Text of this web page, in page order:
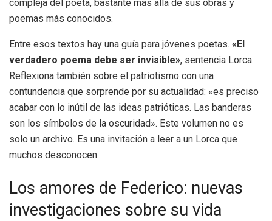
compleja del poeta, bastante más allá de sus obras y
poemas más conocidos.
Entre esos textos hay una guía para jóvenes poetas. «El
verdadero poema debe ser invisible», sentencia Lorca.
Reflexiona también sobre el patriotismo con una
contundencia que sorprende por su actualidad: «es preciso
acabar con lo inútil de las ideas patrióticas. Las banderas
son los símbolos de la oscuridad». Este volumen no es
solo un archivo. Es una invitación a leer a un Lorca que
muchos desconocen.
Los amores de Federico: nuevas
investigaciones sobre su vida